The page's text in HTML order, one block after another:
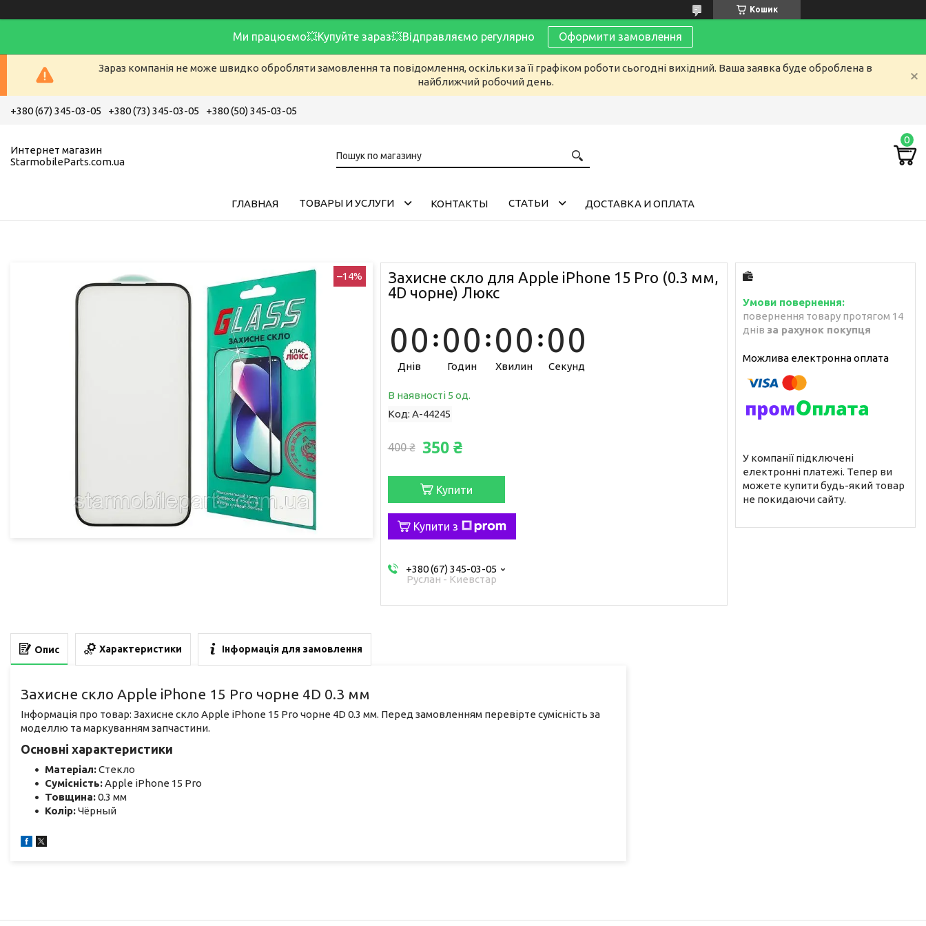
Кошик
Ми працюємо💥Купуйте зараз💥Відправляємо регулярно Оформити замовлення
Зараз компанія не може швидко обробляти замовлення та повідомлення, оскільки за її графіком роботи сьогодні вихідний. Ваша заявка буде оброблена в
найближчий робочий день.
+380 (67) 345-03-05 +380 (73) 345-03-05 +380 (50) 345-03-05
Интернет магазин
StarmobileParts.com.ua
ГЛАВНАЯ ТОВАРЫ И УСЛУГИ КОНТАКТЫ CТАТЬИ ДОСТАВКА И ОПЛАТА
–14%
Захисне скло для Apple iPhone 15 Pro (0.3 мм,
4D чорне) Люкс
00
Днів
00
Годин
00
Хвилин
00
Секунд
В наявності 5 од.
Код: A-44245
400 ₴ 350 ₴
Купити
Купити з
+380 (67) 345-03-05
Руслан - Киевстар
повернення товару протягом 14
днів за рахунок покупця
У компанії підключені
електронні платежі. Тепер ви
можете купити будь-який товар
не покидаючи сайту.
Опис Характеристики Інформація для замовлення
Захисне скло Apple iPhone 15 Pro чорне 4D 0.3 мм
Інформація про товар: Захисне скло Apple iPhone 15 Pro чорне 4D 0.3 мм. Перед замовленням перевірте сумісність за
моделлю та маркуванням запчастини.
Основні характеристики
Матеріал:Стекло
Сумісність:Apple iPhone 15 Pro
Товщина:0.3 мм
Колір:Чёрный